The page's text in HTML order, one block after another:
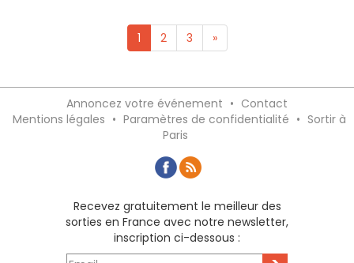
1 2 3 »
Annoncez votre événement • Contact
Mentions légales • Paramètres de confidentialité • Sortir à
Paris
Recevez gratuitement le meilleur des
sorties en France avec notre newsletter,
inscription ci-dessous :